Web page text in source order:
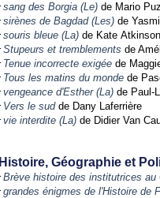
sang des Borgia (Le) de Mario
sirènes de Bagdad (Les) de
souris bleue (La) de Kate Atkinson
Stupeurs et tremblements de
Tenue incorrecte exigée de
Tous les matins du monde de
vengeance d'Esther (La) de Paul-
Vers le sudde Dany Laferrière
vie interdite (La) de Didier Van
Histoire, Géographie et
Brève histoire des institutrices au
grandes énigmes de l'Histoire de